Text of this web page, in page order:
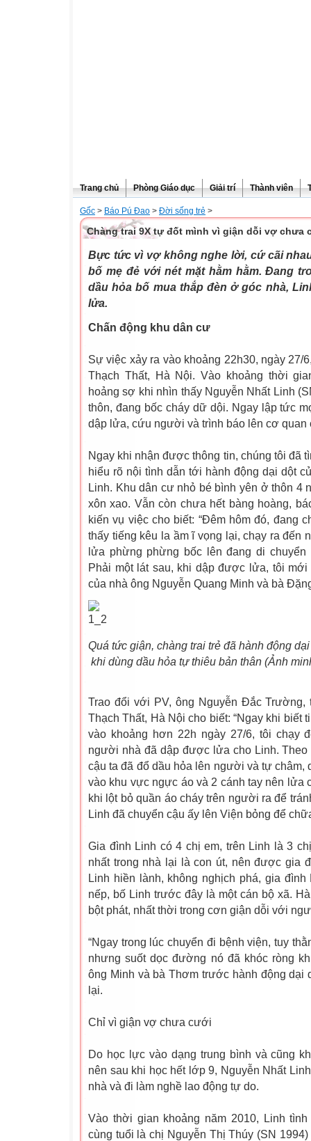
Trang chủ Phòng Giáo dục Giải trí Thành viên
Gốc > Báo Pú Đao > Đời sống trẻ >
Chàng trai 9X tự đốt mình vì giận dỗi vợ chưa
Bực tức vì vợ không nghe lời, cứ cãi
bố mẹ đẻ với nét mặt hằm hằm. Đang
dầu hỏa bố mua thắp đèn ở góc nhà,
lửa.
Chấn động khu dân cư
Sự việc xảy ra vào khoảng 22h30, ngày 27/
Thạch Thất, Hà Nội. Vào khoảng thời
hoảng sợ khi nhìn thấy Nguyễn Nhất Linh
thôn, đang bốc cháy dữ dội. Ngay lập tức
dập lửa, cứu người và trình báo lên cơ quan
Ngay khi nhận được thông tin, chúng tôi đã
hiểu rõ nội tình dẫn tới hành động dại dột
Linh. Khu dân cư nhỏ bé bình yên ở thôn 4
xôn xao. Vẫn còn chưa hết bàng hoàng,
kiến vụ việc cho biết: “Đêm hôm đó, đang
thấy tiếng kêu la ầm ĩ vọng lại, chạy ra đến
lửa phừng phừng bốc lên đang di
Phải một lát sau, khi dập được lửa, tôi
của nhà ông Nguyễn Quang Minh và bà
Quá tức giận, chàng trai trẻ đã hành động
khi dùng dầu hỏa tự thiêu bản thân (Ảnh
Trao đổi với PV, ông Nguyễn Đắc
Thạch Thất, Hà Nội cho biết: “Ngay khi biết
vào khoảng hơn 22h ngày 27/6, tôi chạy
người nhà đã dập được lửa cho Linh.
cậu ta đã đổ dầu hỏa lên người và tự châm,
vào khu vực ngực áo và 2 cánh tay nên lửa
khi lột bỏ quần áo cháy trên người ra để
Linh đã chuyển cậu ấy lên Viện bỏng để
Gia đình Linh có 4 chị em, trên Linh là 3
nhất trong nhà lại là con út, nên được gia
Linh hiền lành, không nghịch phá, gia
nếp, bố Linh trước đây là một cán bộ xã.
bột phát, nhất thời trong cơn giận dỗi với
“Ngay trong lúc chuyển đi bệnh viện, tuy
nhưng suốt dọc đường nó đã khóc ròng
ông Minh và bà Thơm trước hành động dại
lại.
Chỉ vì giận vợ chưa cưới
Do học lực vào dạng trung bình và cũng
nên sau khi học hết lớp 9, Nguyễn Nhất
nhà và đi làm nghề lao động tự do.
Vào thời gian khoảng năm 2010, Linh
cùng tuổi là chị Nguyễn Thị Thúy (SN